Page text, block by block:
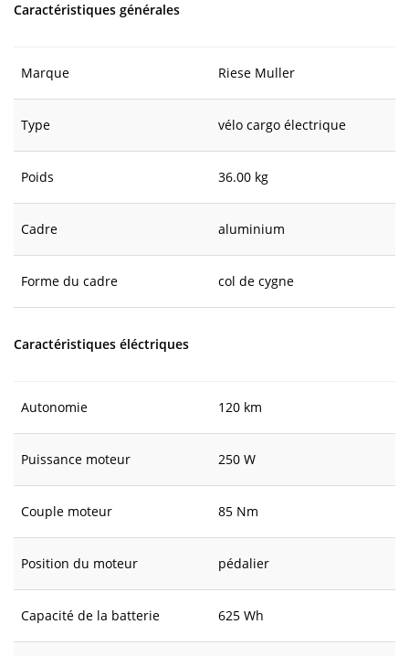
Caractéristiques générales
Marque Riese Muller
Type vélo cargo électrique
Poids 36.00 kg
Cadre aluminium
Forme du cadre col de cygne
Caractéristiques éléctriques
Autonomie 120 km
Puissance moteur 250 W
Couple moteur 85 Nm
Position du moteur pédalier
Capacité de la batterie 625 Wh